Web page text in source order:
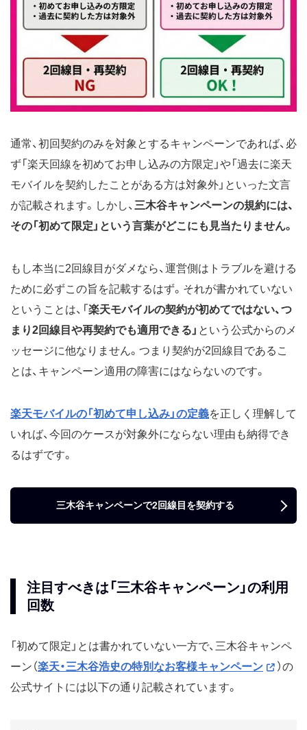
通常、初回契約のみを対象とするキャンペーンであれば、必
ず「楽天回線を初めてお申し込みの方限定」や「過去に楽天
モバイルを契約したことがある方は対象外」といった文言
が記載されます。しかし、 三木谷キャンペーンの規約には、
その「初めて限定」という言葉がどこにも見当たりません。
もし本当に2回線目がダメなら、運営側はトラブルを避ける
ために必ずこの旨を記載するはず。それが書かれていない
ということは、「 楽天モバイルの契約が初めてではない、つ
まり2回線目や再契約でも適用できる」 という公式からのメ
ッセージに他なりません。つまり契約が2回線目であるこ
とは、キャンペーン適用の障害にはならないのです。
楽天モバイルの「初めて申し込み」の定義を正しく理解して
いれば、今回のケースが対象外にならない理由も納得でき
るはずです。
三木谷キャンペーンで2回線目を契約する
注目すべきは「三木谷キャンペーン」の利用
回数
「初めて限定」とは書かれていない一方で、三木谷キャンペ
ーン（楽天・三木谷浩史の特別なお客様キャンペーン
）の
公式サイトには以下の通り記載されています。